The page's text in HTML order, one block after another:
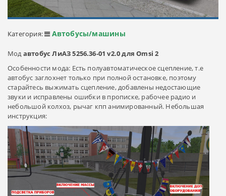
Категория: Автобусы/машины
Модавтобус ЛиАЗ 5256.36-01 v2.0 для Omsi 2
Особенности мода: Есть полуавтоматическое сцепление, т.е
автобус заглохнет только при полной остановке, поэтому
старайтесь выжимать сцепление, добавлены недостающие
звуки и исправлены ошибки в прописке, рабочее радио и
небольшой колхоз, рычаг кпп анимированный. Небольшая
инструкция: